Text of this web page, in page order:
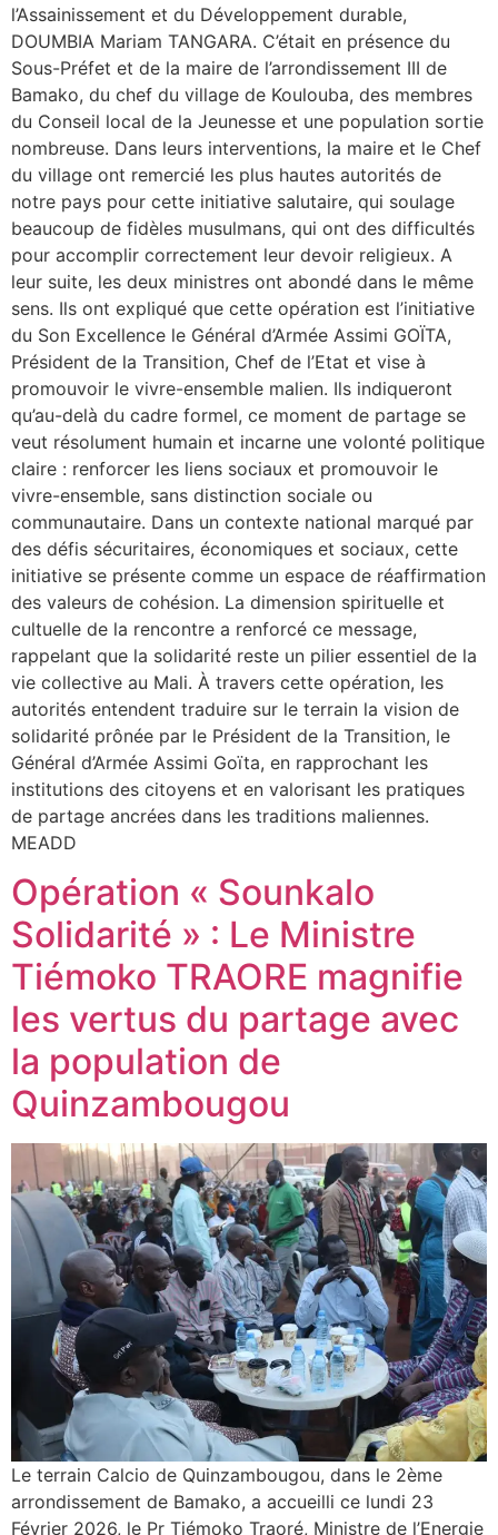
l’Assainissement et du Développement durable,
DOUMBIA Mariam TANGARA. C’était en présence du
Sous-Préfet et de la maire de l’arrondissement III de
Bamako, du chef du village de Koulouba, des membres
du Conseil local de la Jeunesse et une population sortie
nombreuse. Dans leurs interventions, la maire et le Chef
du village ont remercié les plus hautes autorités de
notre pays pour cette initiative salutaire, qui soulage
beaucoup de fidèles musulmans, qui ont des difficultés
pour accomplir correctement leur devoir religieux. A
leur suite, les deux ministres ont abondé dans le même
sens. Ils ont expliqué que cette opération est l’initiative
du Son Excellence le Général d’Armée Assimi GOÏTA,
Président de la Transition, Chef de l’Etat et vise à
promouvoir le vivre-ensemble malien. Ils indiqueront
qu’au-delà du cadre formel, ce moment de partage se
veut résolument humain et incarne une volonté politique
claire : renforcer les liens sociaux et promouvoir le
vivre-ensemble, sans distinction sociale ou
communautaire. Dans un contexte national marqué par
des défis sécuritaires, économiques et sociaux, cette
initiative se présente comme un espace de réaffirmation
des valeurs de cohésion. La dimension spirituelle et
cultuelle de la rencontre a renforcé ce message,
rappelant que la solidarité reste un pilier essentiel de la
vie collective au Mali. À travers cette opération, les
autorités entendent traduire sur le terrain la vision de
solidarité prônée par le Président de la Transition, le
Général d’Armée Assimi Goïta, en rapprochant les
institutions des citoyens et en valorisant les pratiques
de partage ancrées dans les traditions maliennes.
MEADD
Opération « Sounkalo
Solidarité » : Le Ministre
Tiémoko TRAORE magnifie
les vertus du partage avec
la population de
Quinzambougou
Le terrain Calcio de Quinzambougou, dans le 2ème
arrondissement de Bamako, a accueilli ce lundi 23
Février 2026, le Pr Tiémoko Traoré, Ministre de l’Energie